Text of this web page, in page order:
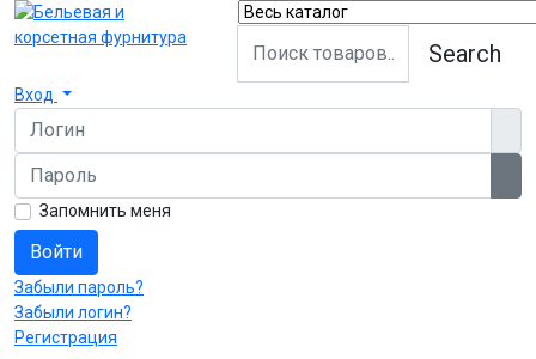
Search
Вход
Логин
Пароль
Запомнить меня
Войти
Забыли пароль?
Забыли логин?
Регистрация